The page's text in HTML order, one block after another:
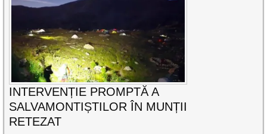
INTERVENȚIE PROMPTĂ A
SALVAMONTIȘTILOR ÎN MUNȚII
RETEZAT